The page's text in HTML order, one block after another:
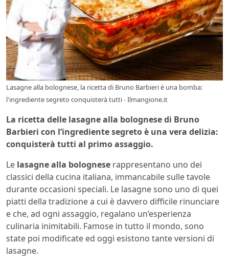
Lasagne alla bolognese, la ricetta di Bruno Barbieri è una bomba:
l'ingrediente segreto conquisterà tutti - Ilmangione.it
La ricetta delle lasagne alla bolognese di Bruno
Barbieri con l’ingrediente segreto è una vera delizia:
conquisterà tutti al primo assaggio.
Le lasagne alla bolognese rappresentano uno dei
classici della cucina italiana, immancabile sulle tavole
durante occasioni speciali. Le lasagne sono uno di quei
piatti della tradizione a cui è davvero difficile rinunciare
e che, ad ogni assaggio, regalano un’esperienza
culinaria inimitabili. Famose in tutto il mondo, sono
state poi modificate ed oggi esistono tante versioni di
lasagne.